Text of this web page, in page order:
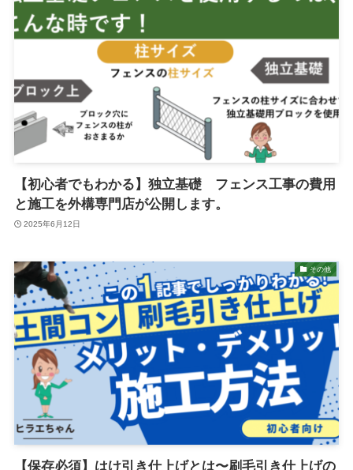
【初心者でもわかる】独立基礎 フェンス工事の費用
と施工を外構専門店が公開します。
2025年6月12日
その他
【保存必須】はけ引き仕上げとは〜刷毛引き仕上げの